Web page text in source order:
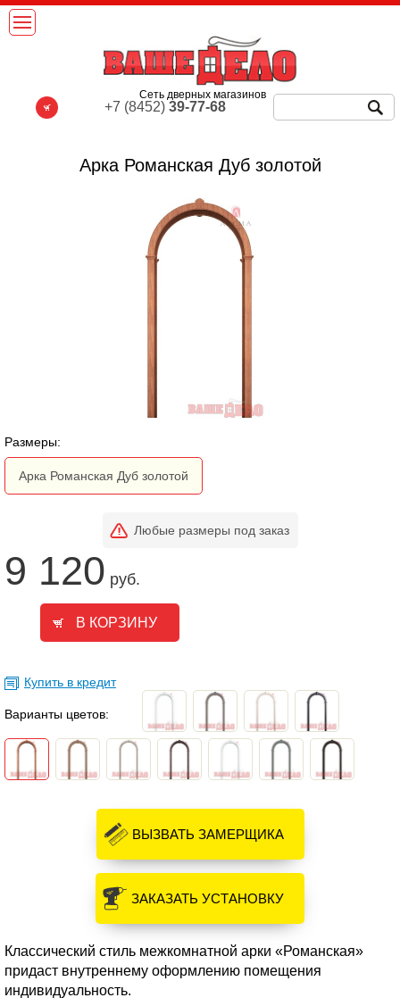
Арка Романская Дуб золотой
Размеры:
Арка Романская Дуб золотой
Любые размеры под заказ
9 120 руб.
Купить в кредит
Варианты цветов:
ВЫЗВАТЬ ЗАМЕРЩИКА
ЗАКАЗАТЬ УСТАНОВКУ
Классический стиль межкомнатной арки «Романская»
придаст внутреннему оформлению помещения
индивидуальность.
Сеть дверных магазинов
+7 (8452)39-77-68